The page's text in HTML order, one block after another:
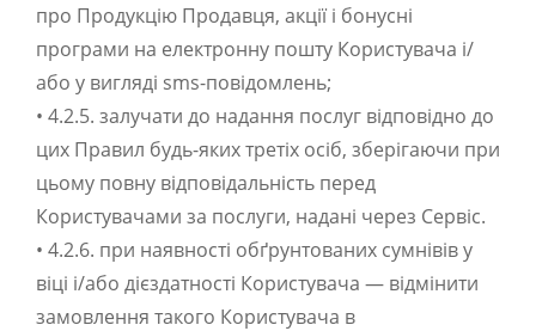
про Продукцію Продавця, акції і бонусні
програми на електронну пошту Користувача і/
або у вигляді sms-повідомлень;
• 4.2.5. залучати до надання послуг відповідно до
цих Правил будь-яких третіх осіб, зберігаючи при
цьому повну відповідальність перед
Користувачами за послуги, надані через Сервіс.
• 4.2.6. при наявності обґрунтованих сумнівів у
віці і/або дієздатності Користувача — відмінити
замовлення такого Користувача в